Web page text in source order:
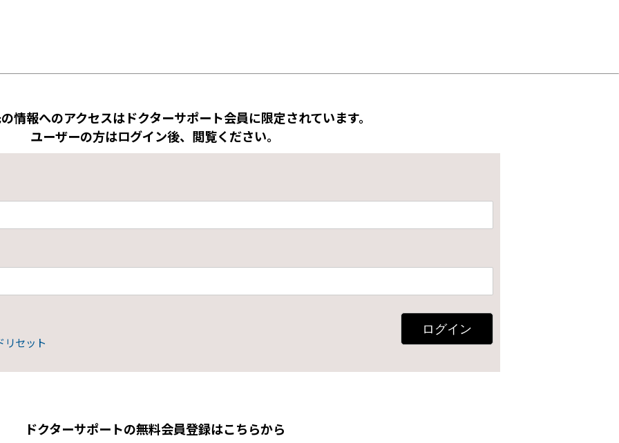
情報へのアクセスはドクターサポート会員に限定されています。
ユーザーの方はログイン後、閲覧ください。
リセット
ログイン
ドクターサポートの無料会員登録はこちらから